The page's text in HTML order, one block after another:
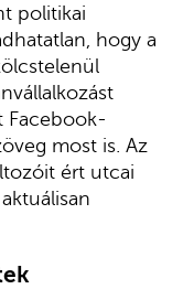
politikai
hogy a
Facebook-
most is. Az
ért utcai